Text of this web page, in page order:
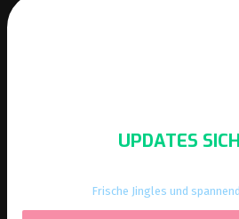
UPDATES
Frische Jingles und